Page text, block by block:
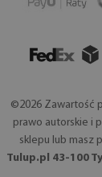
©2026 Zawartość
prawo autorskie i
sklepu lub masz
Tulup.pl 43-100